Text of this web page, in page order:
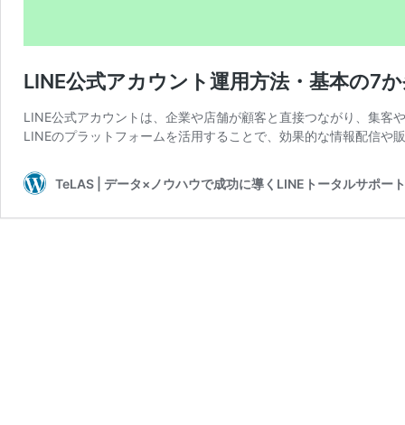
LINE公式アカウント運用方法・基本の7
LINE公式アカウントは、企業や店舗が顧客と直接つながり、集
LINEのプラットフォームを活用することで、効果的な情報配信や
TeLAS | データ×ノウハウで成功に導くLINEトータルサポー